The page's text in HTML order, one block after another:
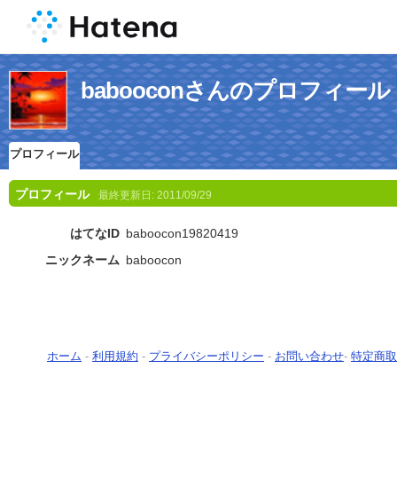
babooconさんのプロフィール
プロフィール
プロフィール 最終更新日: 2011/09/29
はてなID baboocon19820419
ニックネーム baboocon
ホーム - 利用規約 - プライバシーポリシー - お問い合わせ- 特定商